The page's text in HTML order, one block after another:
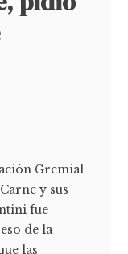
Gremial
y sus
fue
de la
las